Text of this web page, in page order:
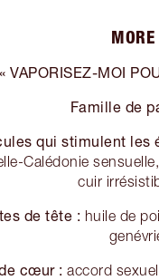
« VAPORISEZ-MOI
Famille de
qui stimulent les
Calédonie
cuir
de tête : huile de
cœur : accord